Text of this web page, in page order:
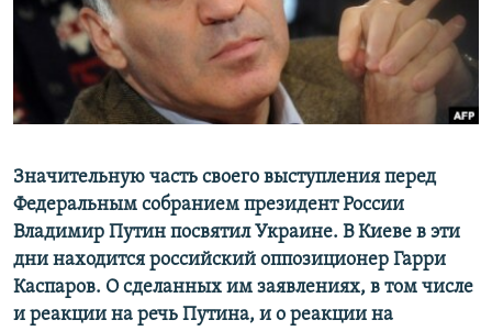
ELIFBE
УКРАИНСКАЯ ПРОБЛЕМА КРЫМА
Все сайты RFE/RL
Значительную часть своего выступления перед
Федеральным собранием президент России
Владимир Путин посвятил Украине. В Киеве в эти
дни находится российский оппозиционер Гарри
Каспаров. О сделанных им заявлениях, в том числе
и реакции на речь Путина, и о реакции на